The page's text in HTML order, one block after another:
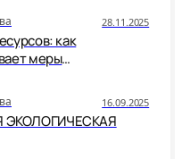
28.11.2025
как
меры
16.09.2025